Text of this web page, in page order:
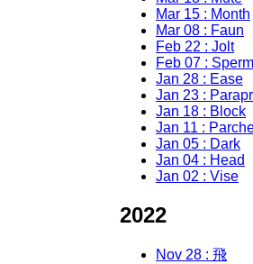
Mar 15 : Month
Mar 08 : Faun
Feb 22 : Jolt
Feb 07 : Sperm
Jan 28 : Ease
Jan 23 :
Jan 18 : Block
Jan 11 :
Jan 05 : Dark
Jan 04 : Head
Jan 02 : Vise
2022
Nov 28 : 飛